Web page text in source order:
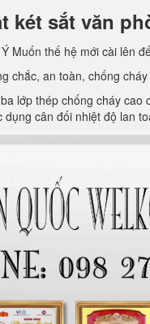
két sắt văn
Muốn thế hệ mới cài lên
chắc, an toàn, chống cháy
lớp thép chống cháy
cân đối nhiệt độ lan